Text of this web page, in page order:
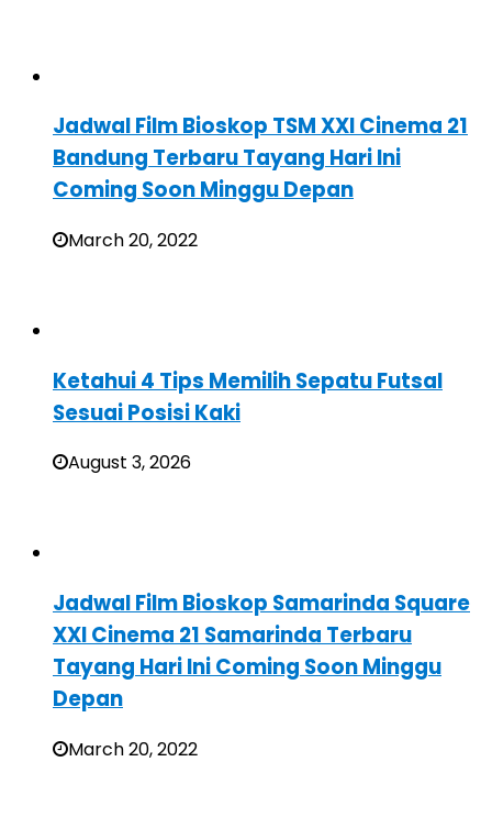
Jadwal Film Bioskop TSM XXI Cinema 21
Bandung Terbaru Tayang Hari Ini
Coming Soon Minggu Depan
March 20, 2022
Ketahui 4 Tips Memilih Sepatu Futsal
Sesuai Posisi Kaki
August 3, 2026
Jadwal Film Bioskop Samarinda Square
XXI Cinema 21 Samarinda Terbaru
Tayang Hari Ini Coming Soon Minggu
Depan
March 20, 2022